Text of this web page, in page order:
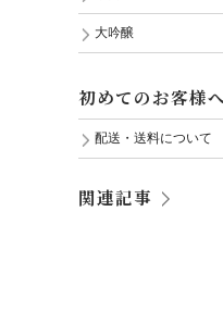
大吟醸
初めてのお客様へ
配送・送料について
関連記事